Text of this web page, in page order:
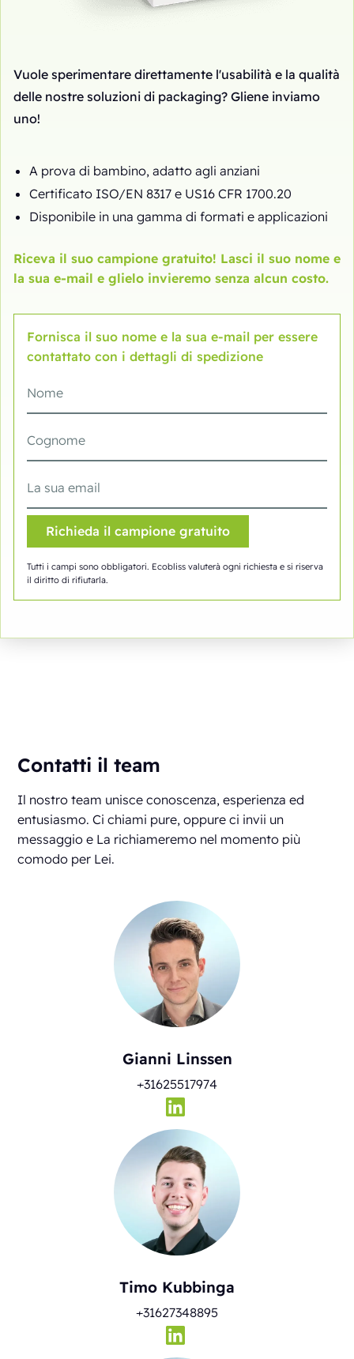
Vuole sperimentare direttamente l'usabilità e la qualità
delle nostre soluzioni di packaging? Gliene inviamo
uno!
A prova di bambino, adatto agli anziani
Certificato ISO/EN 8317 e US16 CFR 1700.20
Disponibile in una gamma di formati e applicazioni
Riceva il suo campione gratuito! Lasci il suo nome e
la sua e-mail e glielo invieremo senza alcun costo.
Fornisca il suo nome e la sua e-mail per essere
contattato con i dettagli di spedizione
Tutti i campi sono obbligatori. Ecobliss valuterà ogni richiesta e si riserva
il diritto di rifiutarla.
Contatti il team
Il nostro team unisce conoscenza, esperienza ed
entusiasmo. Ci chiami pure, oppure ci invii un
messaggio e La richiameremo nel momento più
comodo per Lei.
Gianni Linssen
+31625517974
Timo Kubbinga
+31627348895